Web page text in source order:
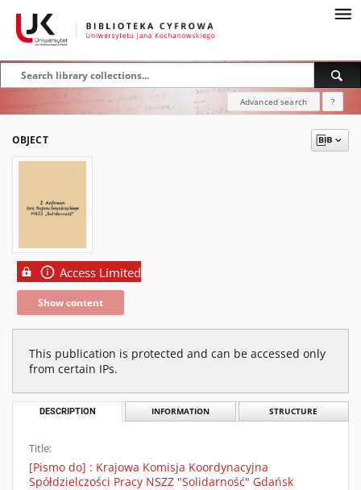
Advanced search ?
OBJECT
Access Limited
Show content
This publication is protected and can be accessed only
from certain IPs.
DESCRIPTION INFORMATION STRUCTURE
Title:
[Pismo do] : Krajowa Komisja Koordynacyjna
Spółdzielczości Pracy NSZZ "Solidarność" Gdańsk